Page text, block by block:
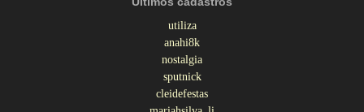
utiliza
anahi8k
nostalgia
sputnick
cleidefestas